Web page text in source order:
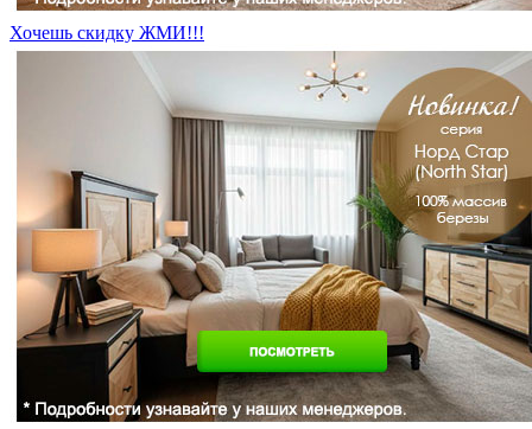
Хочешь скидку ЖМИ!!!